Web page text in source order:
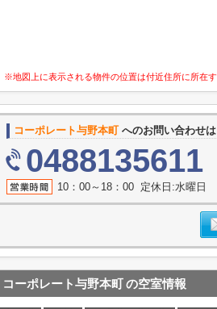
※地図上に表示される物件の位置は付近住所に所在
コーポレート与野本町へのお問い合わせは
0488135611
10：00～18：00 定休日:水曜日
コーポレート与野本町の空室情報